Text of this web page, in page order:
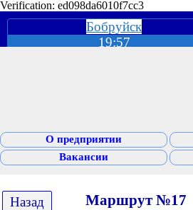
Verification: ed098da6010f7cc3
О предприятии
Вакансии
Бобруйск
19:57
Назад Маршрут №17